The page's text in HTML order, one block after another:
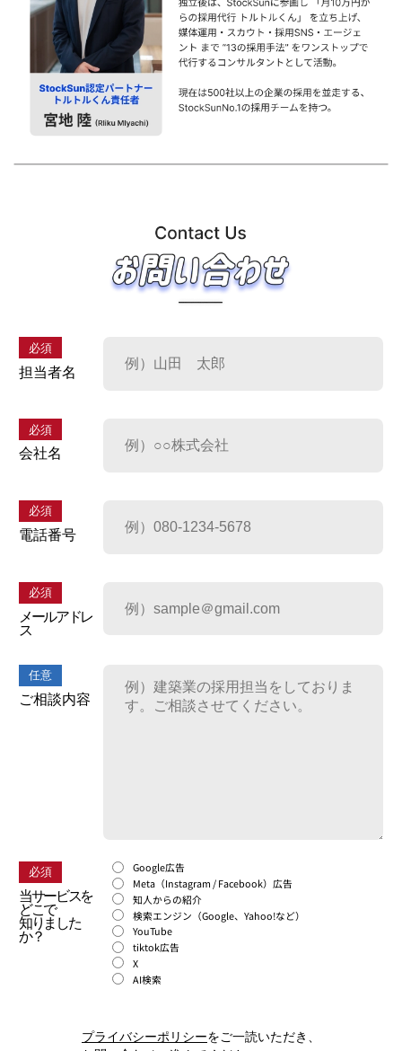
必須
担当者名
必須
会社名
必須
電話番号
必須
メールアドレ
ス
任意
ご相談内容
必須
当サービスを
どこで
知りました
か？
Google広告
Meta（Instagram / Facebook）広告
知人からの紹介
検索エンジン（Google、Yahoo!など）
YouTube
tiktok広告
X
AI検索
プライバシーポリシーをご一読いただき、